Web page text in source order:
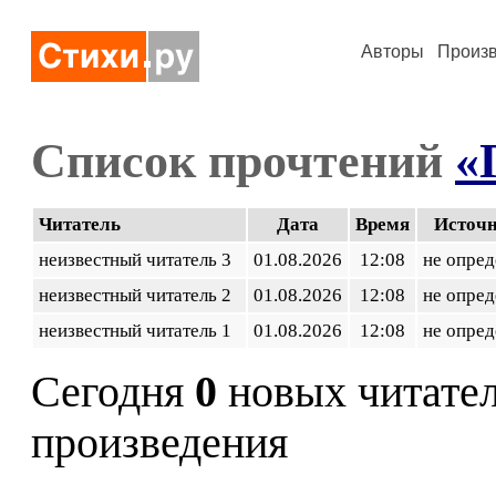
Авторы
Список прочтений
Читатель Дата Время
неизвестный читатель 3
01.08.2026 12:08
не
неизвестный читатель 2
01.08.2026 12:08
не
неизвестный читатель 1
01.08.2026 12:08 не
Сегодня 0 новых
произведения